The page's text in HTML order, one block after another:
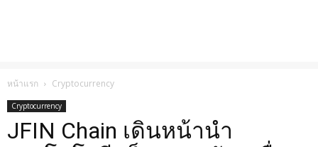
หน้าแรก Cryptocurrency
Cryptocurrency
JFIN Chain เดินหน้านำ